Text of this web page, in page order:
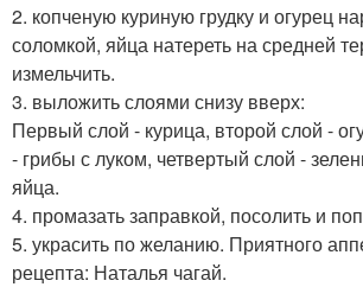
2. копченую куриную грудку и огурец
соломкой, яйца натереть на средней
измельчить.
3. выложить слоями снизу вверх:
Первый слой - курица, второй слой -
- грибы с луком, четвертый слой -
яйца.
4. промазать заправкой, посолить и
5. украсить по желанию. Приятного
рецепта: Наталья чагай.